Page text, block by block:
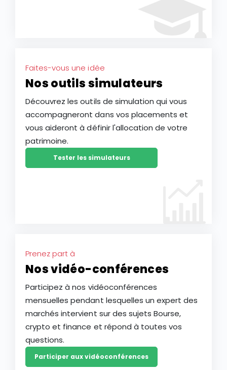
Faites-vous une idée
Nos outils simulateurs
Découvrez les outils de simulation qui vous
accompagneront dans vos placements et
vous aideront à définir l'allocation de votre
patrimoine.
Tester les simulateurs
Prenez part à
Nos vidéo-conférences
Participez à nos vidéoconférences
mensuelles pendant lesquelles un expert des
marchés intervient sur des sujets Bourse,
crypto et finance et répond à toutes vos
questions.
Participer aux vidéoconférences